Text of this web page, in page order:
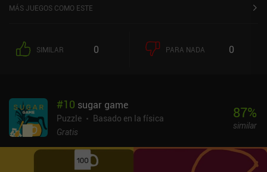
MÁS JUEGOS COMO ESTE
SIMILAR 0 PARA NADA 0
#10 sugar game
Puzzle
Basado en la física
Gratis
87%
similar